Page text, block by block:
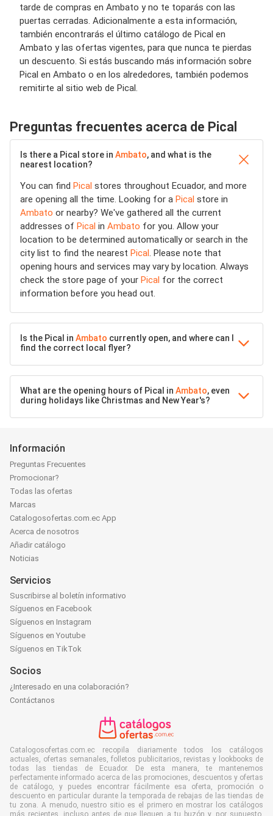
tarde de compras en Ambato y no te toparás con las
puertas cerradas. Adicionalmente a esta información,
también encontrarás el último catálogo de Pical en
Ambato y las ofertas vigentes, para que nunca te pierdas
un descuento. Si estás buscando más información sobre
Pical en Ambato o en los alrededores, también podemos
remitirte al sitio web de Pical.
Preguntas frecuentes acerca de Pical
Is there a Pical store in Ambato, and what is the
nearest location?
You can find Pical stores throughout Ecuador, and more
are opening all the time. Looking for a Pical store in
Ambato or nearby? We've gathered all the current
addresses of Pical in Ambato for you. Allow your
location to be determined automatically or search in the
city list to find the nearest Pical. Please note that
opening hours and services may vary by location. Always
check the store page of your Pical for the correct
information before you head out.
Is the Pical in Ambato currently open, and where can I
find the correct local flyer?
What are the opening hours of Pical in Ambato, even
during holidays like Christmas and New Year's?
Información
Preguntas Frecuentes
Promocionar?
Todas las ofertas
Marcas
Catalogosofertas.com.ec App
Acerca de nosotros
Añadir catálogo
Noticias
Servicios
Suscribirse al boletín informativo
Síguenos en Facebook
Síguenos en Instagram
Síguenos en Youtube
Síguenos en TikTok
Socios
¿Interesado en una colaboración?
Contáctanos
Catalogosofertas.com.ec recopila diariamente todos los catálogos
actuales, ofertas semanales, folletos publicitarios, revistas y lookbooks de
todas las tiendas de Ecuador. De esta manera, te mantenemos
perfectamente informado acerca de las promociones, descuentos y ofertas
de catálogo, y puedes encontrar fácilmente esa oferta, promoción o
descuento en particular durante la temporada de rebajas de las tiendas de
tu zona. A menudo, nuestro sitio es el primero en mostrar los catálogos
más recientes, incluso antes de que lleguen a tu buzón y, por supuesto,